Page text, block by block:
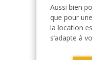
Aussi bien
que pour
la location
s’adapte à